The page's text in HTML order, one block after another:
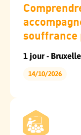
souffrance
1 jour -
14/10/2026